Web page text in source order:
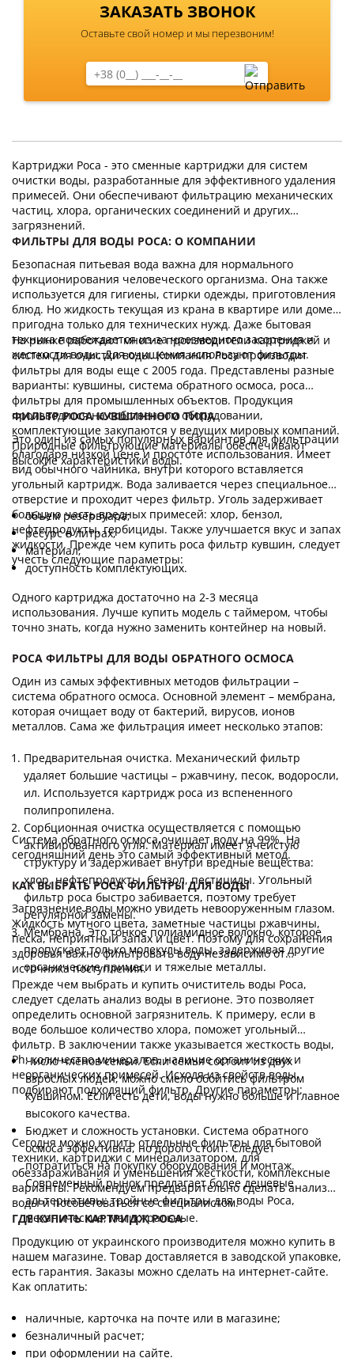
ЗАКАЗАТЬ ЗВОНОК
Оставьте свой номер и мы перезвоним!
Картриджи Роса - это сменные картриджи для систем
очистки воды, разработанные для эффективного удаления
примесей. Они обеспечивают фильтрацию механических
частиц, хлора, органических соединений и других
загрязнений.
ФИЛЬТРЫ ДЛЯ ВОДЫ РОСА: О КОМПАНИИ
Безопасная питьевая вода важна для нормального
функционирования человеческого организма. Она также
используется для гигиены, стирки одежды, приготовления
блюд. Но жидкость текущая из крана в квартире или доме
пригодна только для технических нужд. Даже бытовая
техника повреждается из-за чрезмерного засорения и
жесткости воды. Для очищения используют фильтры.
На рынке работают многие производители картриджей и
систем для очистки воды. Компания Роса производит
фильтры для воды еще с 2005 года. Представлены разные
варианты: кувшины, система обратного осмоса, роса
фильтры для промышленных объектов. Продукция
производится на собственном оборудовании,
комплектующие закупаются у ведущих мировых компаний.
Природные фильтрующие материалы обеспечивают
высокие характеристики воды.
ФИЛЬТР РОСА КУВШИННОГО ТИПА
Это один из самых популярных вариантов для фильтрации
благодаря низкой цене и простоте использования. Имеет
вид обычного чайника, внутри которого вставляется
угольный картридж. Вода заливается через специальное
отверстие и проходит через фильтр. Уголь задерживает
большую часть вредных примесей: хлор, бензол,
нефтепродукты, гербициды. Также улучшается вкус и запах
жидкости. Прежде чем купить роса фильтр кувшин, следует
учесть следующие параметры:
объем резервуара;
ресурс в литрах;
материал;
доступность комплектующих.
Одного картриджа достаточно на 2-3 месяца
использования. Лучше купить модель с таймером, чтобы
точно знать, когда нужно заменить контейнер на новый.
РОСА ФИЛЬТРЫ ДЛЯ ВОДЫ ОБРАТНОГО ОСМОСА
Один из самых эффективных методов фильтрации –
система обратного осмоса. Основной элемент – мембрана,
которая очищает воду от бактерий, вирусов, ионов
металлов. Сама же фильтрация имеет несколько этапов:
Предварительная очистка. Механический фильтр
удаляет большие частицы – ржавчину, песок, водоросли,
ил. Используется картридж роса из вспененного
полипропилена.
Сорбционная очистка осуществляется с помощью
активированного угля. Материал имеет ячеистую
структуру и задерживает внутри вредные вещества:
хлор, нефтепродукты, бензол, пестициды. Угольный
фильтр роса быстро забивается, поэтому требует
регулярной замены.
Мембрана. Это тонкое полиамидное волокно, которое
пропускает только молекулы воды, задерживая другие
органические примеси и тяжелые металлы.
Система обратного осмоса очищает воду на 99%. На
сегодняшний день это самый эффективный метод.
КАК ВЫБРАТЬ РОСА ФИЛЬТРЫ ДЛЯ ВОДЫ
Загрязнение воды можно увидеть невооруженным глазом.
Жидкость мутного цвета, заметные частицы ржавчины,
песка, неприятный запах и цвет. Поэтому для сохранения
здоровья важно фильтровать воду независимо от
источника поступления.
Прежде чем выбрать и купить очиститель воды Роса,
следует сделать анализ воды в регионе. Это позволяет
определить основной загрязнитель. К примеру, если в
воде большое количество хлора, поможет угольный
фильтр. В заключении также указывается жесткость воды,
Ph, количество минералов, наличие органических и
неорганических примесей. Исходя из свойств воды,
подбирают подходящий фильтр. Другие параметры:
Число членов семьи. Если семья состоит из двух
взрослых людей, можно смело обойтись фильтром
кувшином. Если есть дети, воды нужно больше и главное
высокого качества.
Бюджет и сложность установки. Система обратного
осмоса эффективна, но дорого стоит. Следует
потратиться на покупку оборудования и монтаж.
Современный рынок предлагает более дешевые
альтернативы: тройные фильтры для воды Роса,
механические, магистральные.
Сегодня можно купить отдельные фильтры для бытовой
техники, картриджи с минерализатором, для
обеззараживания и уменьшения жесткости, комплексные
варианты. Рекомендуем предварительно сделать анализ
воды и посоветоваться со специалистом.
ГДЕ КУПИТЬ КАРТРИДЖ РОСА
Продукцию от украинского производителя можно купить в
нашем магазине. Товар доставляется в заводской упаковке,
есть гарантия. Заказы можно сделать на интернет-сайте.
Как оплатить:
наличные, карточка на почте или в магазине;
безналичный расчет;
при оформлении на сайте.